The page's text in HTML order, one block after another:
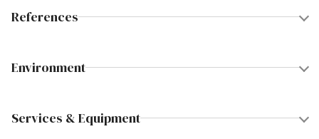
References
Environment
Services & Equipment